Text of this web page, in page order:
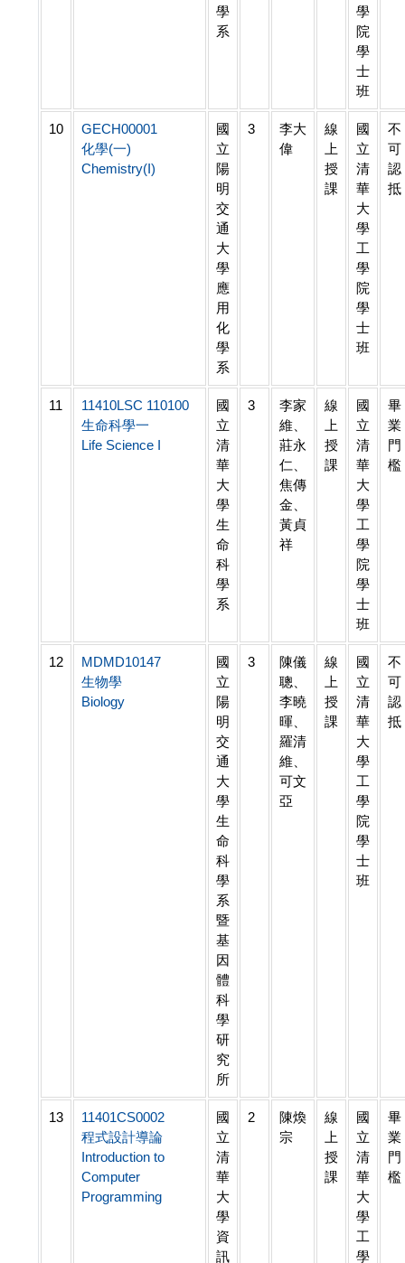
學
系
學
院
學
士
班
10
GECH00001
化學(一)
Chemistry(I)
國
立
陽
明
交
通
大
學
應
用
化
學
系
3
李大
偉
線
上
授
課
國
立
清
華
大
學
工
學
院
學
士
班
不
可
認
抵
11
11410LSC 110100
生命科學一
Life Science I
國
立
清
華
大
學
生
命
科
學
系
3
李家
維、
莊永
仁、
焦傳
金、
黃貞
祥
線
上
授
課
國
立
清
華
大
學
工
學
院
學
士
班
畢
業
門
檻
12
MDMD10147
生物學
Biology
國
立
陽
明
交
通
大
學
生
命
科
學
系
暨
基
因
體
科
學
研
究
所
3
陳儀
聰、
李曉
暉、
羅清
維、
可文
亞
線
上
授
課
國
立
清
華
大
學
工
學
院
學
士
班
不
可
認
抵
13
11401CS0002
程式設計導論
Introduction to
Computer
Programming
國
立
清
華
大
學
資
訊
2
陳煥
宗
線
上
授
課
國
立
清
華
大
學
工
學
畢
業
門
檻